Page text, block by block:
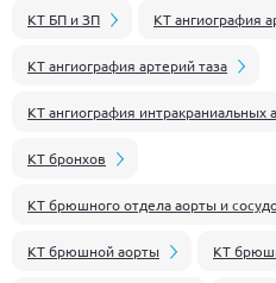
КТ БП и ЗП КТ ангиография
КТ ангиография артерий таза
КТ ангиография интракраниальных
КТ бронхов
КТ брюшного отдела аорты и
КТ брюшной аорты КТ